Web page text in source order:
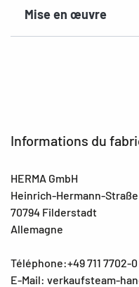
Mise en œuvre
Informations du
HERMA GmbH
Heinrich-Hermann-Straße
70794 Filderstadt
Allemagne
Téléphone:+49 711 7702-0
E-Mail: verkaufsteam-